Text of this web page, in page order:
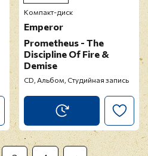
Компакт-диск
Emperor
Prometheus - The
Discipline Of Fire &
Demise
CD, Альбом, Студийная запись